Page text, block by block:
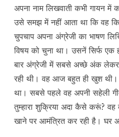
अपना नाम लिखवाती कभी गायन में
उसे समझ में नहीं आता था कि वह
चुपचाप अपना अंग्रेजी का भाषण
विषय को चुना था। उसनें सिर्फ एक
बार अंग्रेजी में सबसे अच्छे अंक
रही थी। वह आज बहुत ही खुश
था। सबसे पहले वह अपनी सहेली
तुम्हारा शुक्रिया अदा कैसे करूं?
खाने पर आमंत्रित कर रही है। घर